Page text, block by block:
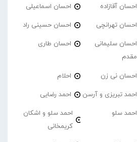
احسان آقازاده احسان اسماعیلی
احسان تهرانچی احسان حسینی راد
احسان سلیمانی
مقدم
احسان طاری
احسان نی زن احلام
احمد تبریزی و آرسن احمد‌ رضایی
احمد سلو
احمد سلو و اشکان
کریمخانی